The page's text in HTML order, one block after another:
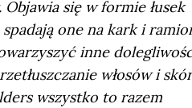
się w formie łusek
one na kark i
inne
włosów i
wszystko to razem